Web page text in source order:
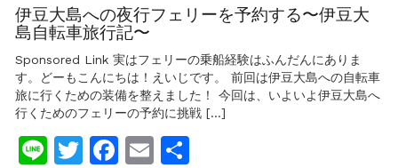
豆
大
の
夜
行
フ
伊豆大島への夜行フェリーを予約する〜伊豆大
島自転車旅行記〜
Sponsored Link 実はフェリーの乗船経験はふんだんにありま
す。どーもこんにちは！えいじです。 前回は伊豆大島への自転車
旅に行くための装備を整えました！ 今回は、いよいよ伊豆大島へ
行くためのフェリーの予約に挑戦 […]
LineTwitter
Facebook
Email